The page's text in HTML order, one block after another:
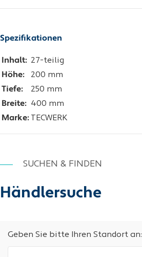
Spezifikationen
Inhalt: 27-teilig
Höhe:
200 mm
Tiefe:
250 mm
Breite:
400 mm
Marke:
TECWERK
SUCHEN & FINDEN
Händlersuche
Geben Sie bitte Ihren Standort an: